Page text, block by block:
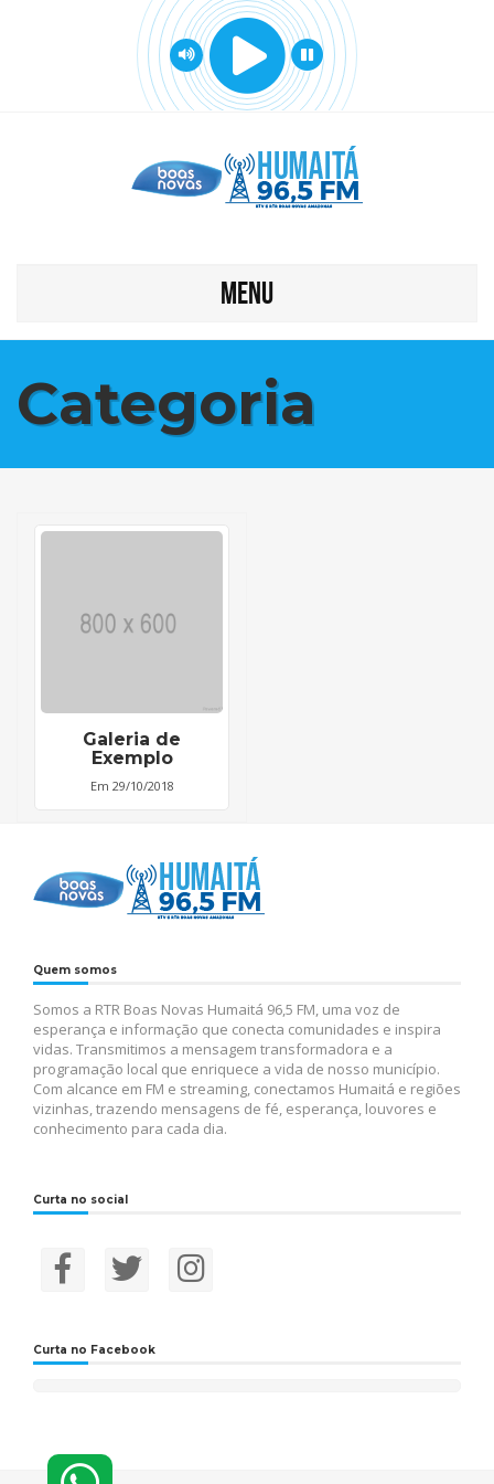
MENU
Categoria
Galeria de
Exemplo
Em 29/10/2018
Quem somos
Somos a RTR Boas Novas Humaitá 96,5 FM, uma voz de
esperança e informação que conecta comunidades e inspira
vidas. Transmitimos a mensagem transformadora e a
programação local que enriquece a vida de nosso município.
Com alcance em FM e streaming, conectamos Humaitá e regiões
vizinhas, trazendo mensagens de fé, esperança, louvores e
conhecimento para cada dia.
Curta no social
Curta no Facebook